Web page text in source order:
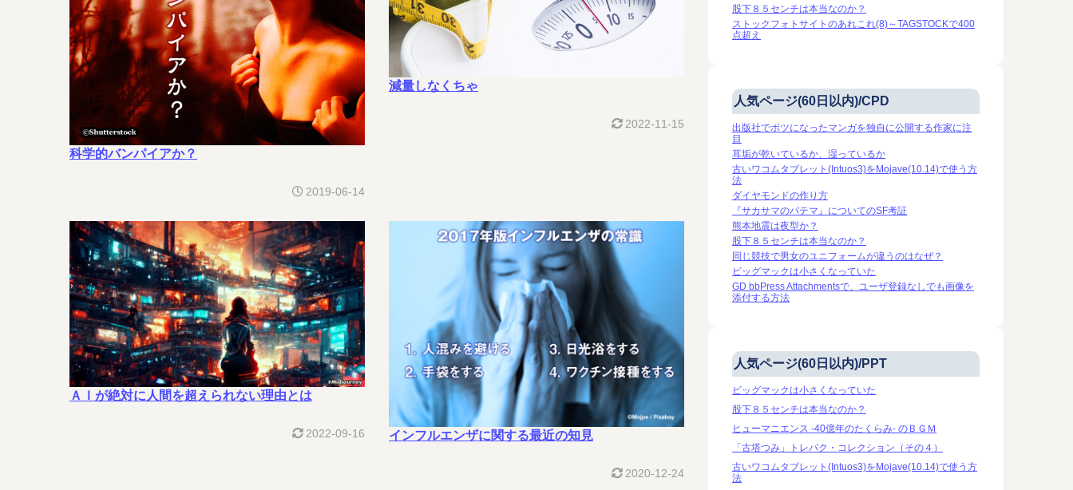
科学的バンパイアか？
2019-06-14
減量しなくちゃ
2022-11-15
ＡＩが絶対に人間を超えられない理由とは
2022-09-16 インフルエンザに関する最近の知見
2020-12-24
股下８５センチは本当なのか？
ストックフォトサイトのあれこれ(8)～TAGSTOCKで400
点超え
人気ページ(60日以内)/CPD
出版社でボツになったマンガを独自に公開する作家に注
目
耳垢が乾いているか、湿っているか
古いワコムタブレット(Intuos3)をMojave(10.14)で使う方
法
ダイヤモンドの作り方
『サカサマのパテマ』についてのSF考証
熊本地震は夜型か？
股下８５センチは本当なのか？
同じ競技で男女のユニフォームが違うのはなぜ？
ビッグマックは小さくなっていた
GD bbPress Attachmentsで、ユーザ登録なしでも画像を
添付する方法
人気ページ(60日以内)/PPT
ビッグマックは小さくなっていた
股下８５センチは本当なのか？
ヒューマニエンス -40億年のたくらみ- のＢＧＭ
「古塔つみ」トレパク・コレクション（その４）
古いワコムタブレット(Intuos3)をMojave(10.14)で使う方
法